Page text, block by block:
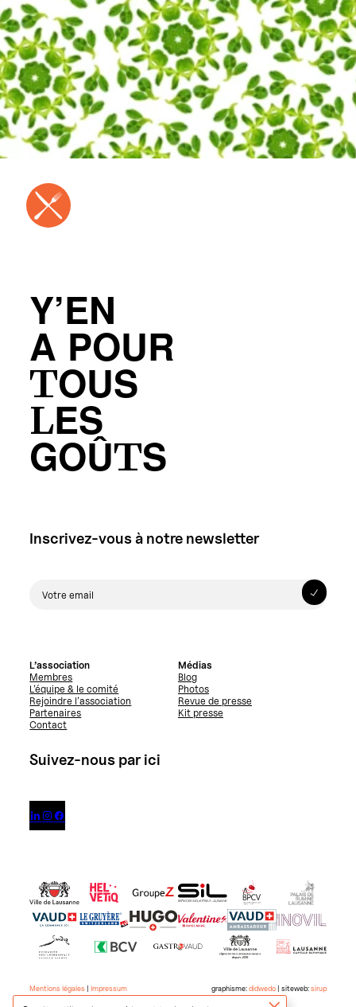
Y’EN
A POUR
TOUS
LES
GOÛTS
Inscrivez-vous à notre newsletter
L’association
Membres
L’équipe & le comité
Rejoindre l’association
Partenaires
Contact
Médias
Blog
Photos
Revue de presse
Kit presse
Suivez-nous par ici
  
Mentions légales |Impressum graphisme:didwedo| siteweb:sirup